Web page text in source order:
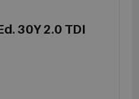
30Y 2.0 TDI